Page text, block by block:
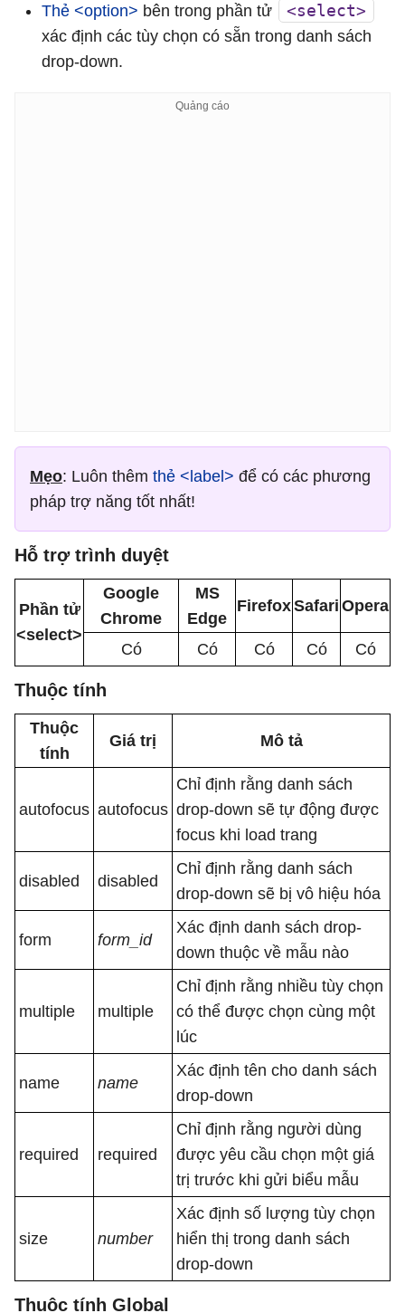
Thẻ <option> bên trong phần tử <select>
xác định các tùy chọn có sẵn trong danh sách
drop-down.
Mẹo: Luôn thêm thẻ <label> để có các phương
pháp trợ năng tốt nhất!
Hỗ trợ trình duyệt
Phần tử
<select>
Google
Chrome
MS
Edge
FirefoxSafari Opera
Có Có Có Có Có
Thuộc tính
Thuộc
tính
Giá trị Mô tả
autofocus autofocus
Chỉ định rằng danh sách
drop-down sẽ tự động được
focus khi load trang
disabled disabled
Chỉ định rằng danh sách
drop-down sẽ bị vô hiệu hóa
form form_id
Xác định danh sách drop-
down thuộc về mẫu nào
multiple multiple
Chỉ định rằng nhiều tùy chọn
có thể được chọn cùng một
lúc
name name
Xác định tên cho danh sách
drop-down
required required
Chỉ định rằng người dùng
được yêu cầu chọn một giá
trị trước khi gửi biểu mẫu
size number
Xác định số lượng tùy chọn
hiển thị trong danh sách
drop-down
Thuộc tính Global